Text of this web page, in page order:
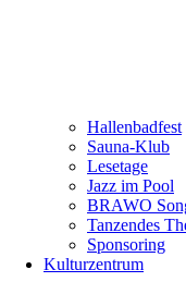
Hallenbadfest
Sauna-Klub
Lesetage
Jazz im Pool
BRAWO
Tanzendes
Sponsoring
Kulturzentrum